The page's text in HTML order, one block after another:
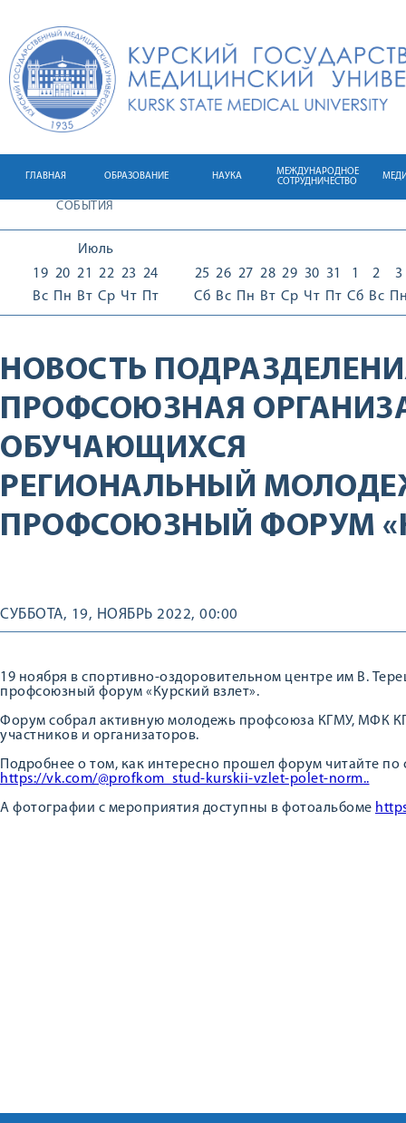
ГЛАВНАЯ ОБРАЗОВАНИЕ НАУКА
МЕЖДУНАРОДНОЕ
СОТРУДНИЧЕСТВО
СОБЫТИЯ
Июль
19
Вс
20
Пн
21
Вт
22
Ср
23
Чт
24
Пт
25
Сб
26
Вс
27
Пн
28
Вт
29
Ср
30
Чт
31
Пт
1
Сб
2
Вс
3
НОВОСТЬ
ПРОФСОЮЗНАЯ
ОБУЧАЮЩИХСЯ
РЕГИОНАЛЬНЫЙ
ПРОФСОЮЗНЫЙ ФОРУМ
СУББОТА, 19, НОЯБРЬ 2022, 00:00
19 ноября в спортивно-оздоровительном центре им В.
профсоюзный форум «Курский взлет».
Форум собрал активную молодежь профсоюза КГМУ, МФК
участников и организаторов.
Подробнее о том, как интересно прошел форум читайте по
https://vk.com/@profkom_stud-kurskii-vzlet-polet-norm..
А фотографии с мероприятия доступны в фотоальбоме